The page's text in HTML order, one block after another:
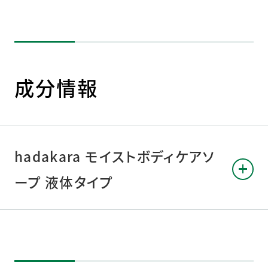
成分情報
hadakara モイストボディケアソ
ープ 液体タイプ